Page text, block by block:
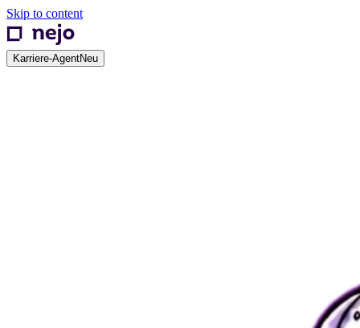
Skip to content
Karriere-AgentNeu